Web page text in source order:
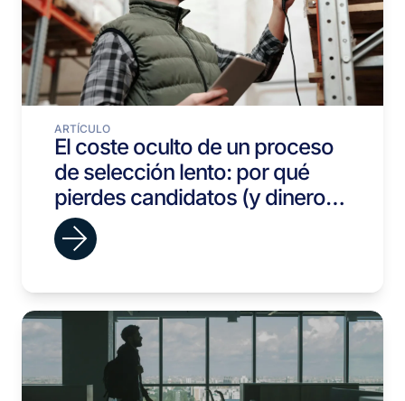
ARTÍCULO
El coste oculto de un proceso
de selección lento: por qué
pierdes candidatos (y dinero)
sin darte cuenta